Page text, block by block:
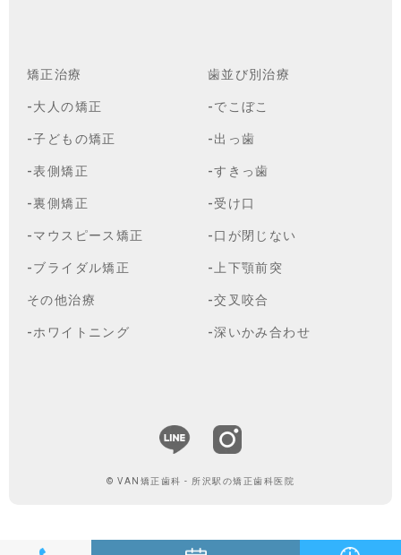
矯正治療
-大人の矯正
-子どもの矯正
-表側矯正
-裏側矯正
-マウスピース矯正
-ブライダル矯正
その他治療
-ホワイトニング
歯並び別治療
-でこぼこ
-出っ歯
-すきっ歯
-受け口
-口が閉じない
-上下顎前突
-交叉咬合
-深いかみ合わせ
© VAN矯正歯科 - 所沢駅の矯正歯科医院